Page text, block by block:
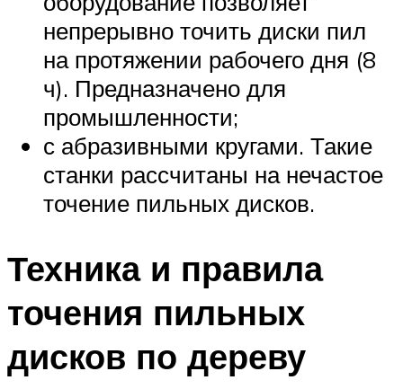
непрерывно точить диски пил
на протяжении рабочего дня (8
ч). Предназначено для
промышленности;
с абразивными кругами. Такие
станки рассчитаны на нечастое
точение пильных дисков.
Техника и правила
точения пильных
дисков по дереву